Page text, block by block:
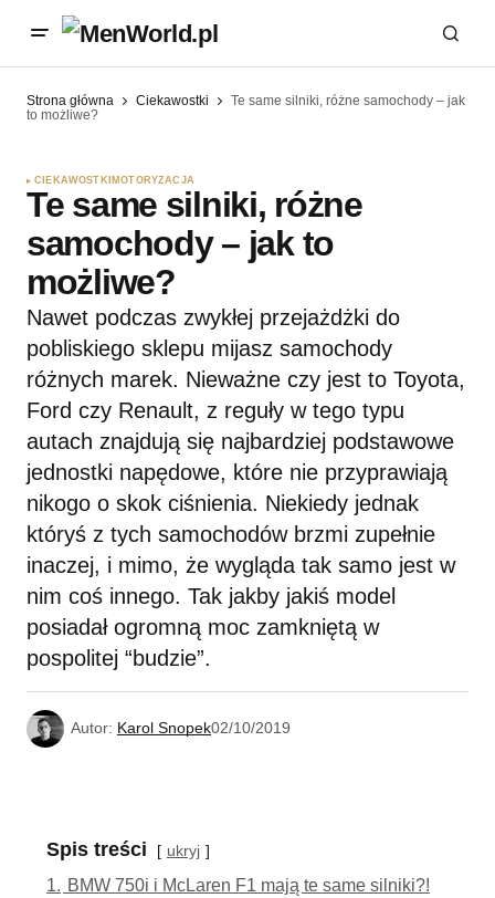
Strona główna Ciekawostki
Te same silniki, różne samochody – jak
to możliwe?
CIEKAWOSTKI MOTORYZACJA
Te same silniki, różne
samochody – jak to
możliwe?
Nawet podczas zwykłej przejażdżki do
pobliskiego sklepu mijasz samochody
różnych marek. Nieważne czy jest to Toyota,
Ford czy Renault, z reguły w tego typu
autach znajdują się najbardziej podstawowe
jednostki napędowe, które nie przyprawiają
nikogo o skok ciśnienia. Niekiedy jednak
któryś z tych samochodów brzmi zupełnie
inaczej, i mimo, że wygląda tak samo jest w
nim coś innego. Tak jakby jakiś model
posiadał ogromną moc zamkniętą w
pospolitej “budzie”.
Autor: Karol Snopek02/10/2019
Spis treści ukryj
1. BMW 750i i McLaren F1 mają te same silniki?!